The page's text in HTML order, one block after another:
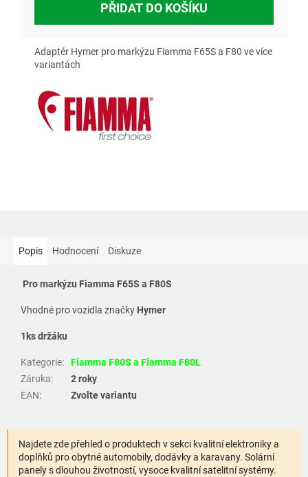
PŘIDAT DO KOŠÍKU
Adaptér Hymer pro markýzu Fiamma F65S a F80 ve více
variantách
Popis Hodnocení Diskuze
Pro markýzu Fiamma F65S a F80S
Vhodné pro vozidla značky Hymer
1ks držáku
Kategorie:
Fiamma F80S a Fiamma F80L
Záruka:
2 roky
EAN: Zvolte variantu
Najdete zde přehled o produktech v sekci kvalitní elektroniky a
doplňků pro obytné automobily, dodávky a karavany. Solární
panely s dlouhou životností, vysoce kvalitní satelitní systémy.